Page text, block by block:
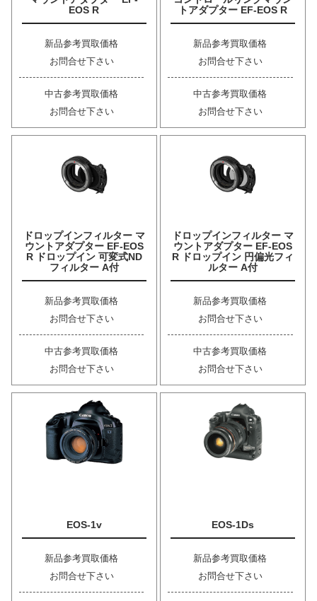
EOS R
新品参考買取価格
お問合せ下さい
中古参考買取価格
お問合せ下さい
トアダプター EF-EOS R
新品参考買取価格
お問合せ下さい
中古参考買取価格
お問合せ下さい
ドロップインフィルター マ
ウントアダプター EF-EOS
R ドロップイン 可変式ND
フィルター A付
新品参考買取価格
お問合せ下さい
中古参考買取価格
お問合せ下さい
ドロップインフィルター マ
ウントアダプター EF-EOS
R ドロップイン 円偏光フィ
ルター A付
新品参考買取価格
お問合せ下さい
中古参考買取価格
お問合せ下さい
EOS-1v
新品参考買取価格
お問合せ下さい
EOS-1Ds
新品参考買取価格
お問合せ下さい